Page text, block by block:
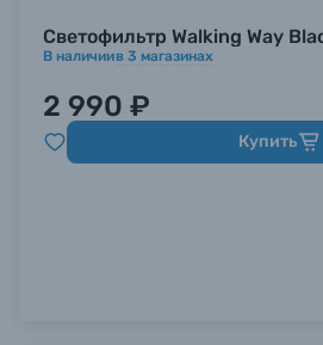
Светофильтр Walking Way
В наличиив 3 магазинах
2 990 ₽
Купить